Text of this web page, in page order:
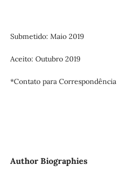
Submetido: Maio 2019
Aceito: Outubro 2019
*Contato para Correspondência
Author Biographies